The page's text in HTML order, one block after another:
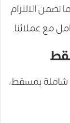
نضمن الالتزام
مع عملائنا.
شاملة بمسقط،